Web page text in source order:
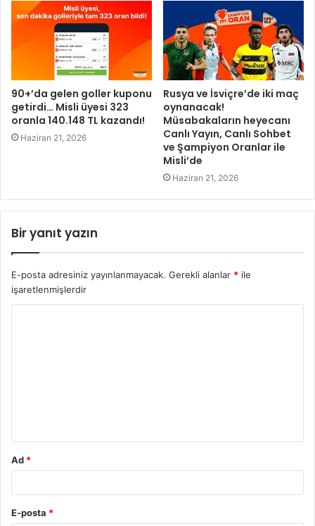
90+’da gelen goller kuponu
getirdi… Misli üyesi 323
oranla 140.148 TL kazandı!
Haziran 21, 2026
Rusya ve İsviçre’de iki maç
oynanacak!
Müsabakaların heyecanı
Canlı Yayın, Canlı Sohbet
ve Şampiyon Oranlar ile
Misli’de
Haziran 21, 2026
Bir yanıt yazın
E-posta adresiniz yayınlanmayacak. Gerekli alanlar * ile
işaretlenmişlerdir
Ad *
E-posta *